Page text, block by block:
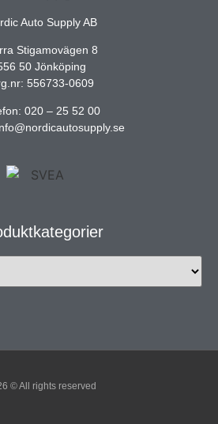
Auto Supply AB
Stigamovägen 8
50 Jönköping
556733-0609
020 – 25 52 00
© All rights reserved